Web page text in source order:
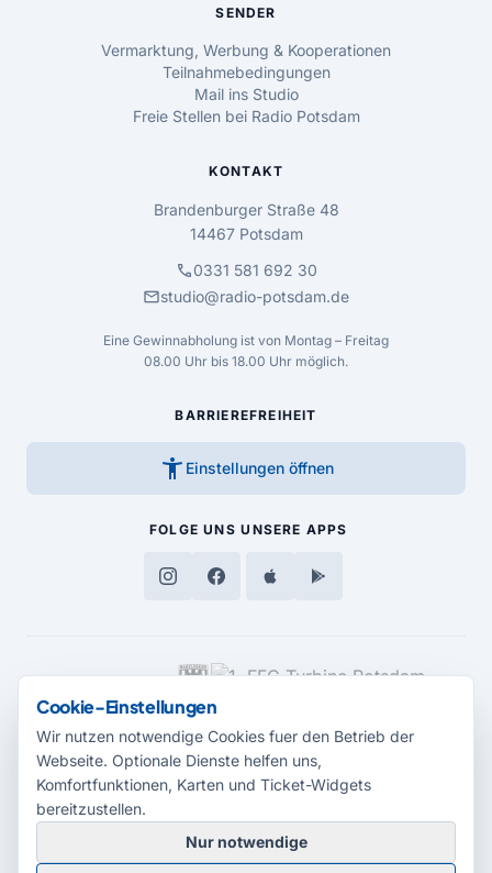
SENDER
Vermarktung, Werbung & Kooperationen
Teilnahmebedingungen
Mail ins Studio
Freie Stellen bei Radio Potsdam
KONTAKT
Brandenburger Straße 48
14467 Potsdam
call0331 581 692 30
mailstudio@radio-potsdam.de
Eine Gewinnabholung ist von Montag – Freitag
08.00 Uhr bis 18.00 Uhr möglich.
BARRIEREFREIHEIT
accessibility_new Einstellungen öffnen
FOLGE UNS UNSERE APPS
MEDIENPARTNER
© 2026 Radio Potsdam. Webseite entwickelt durch dieMedienagentur
Cookie-Einstellungen
Wir nutzen notwendige Cookies fuer den Betrieb der
Webseite. Optionale Dienste helfen uns,
Komfortfunktionen, Karten und Ticket-Widgets
bereitzustellen.
Nur notwendige